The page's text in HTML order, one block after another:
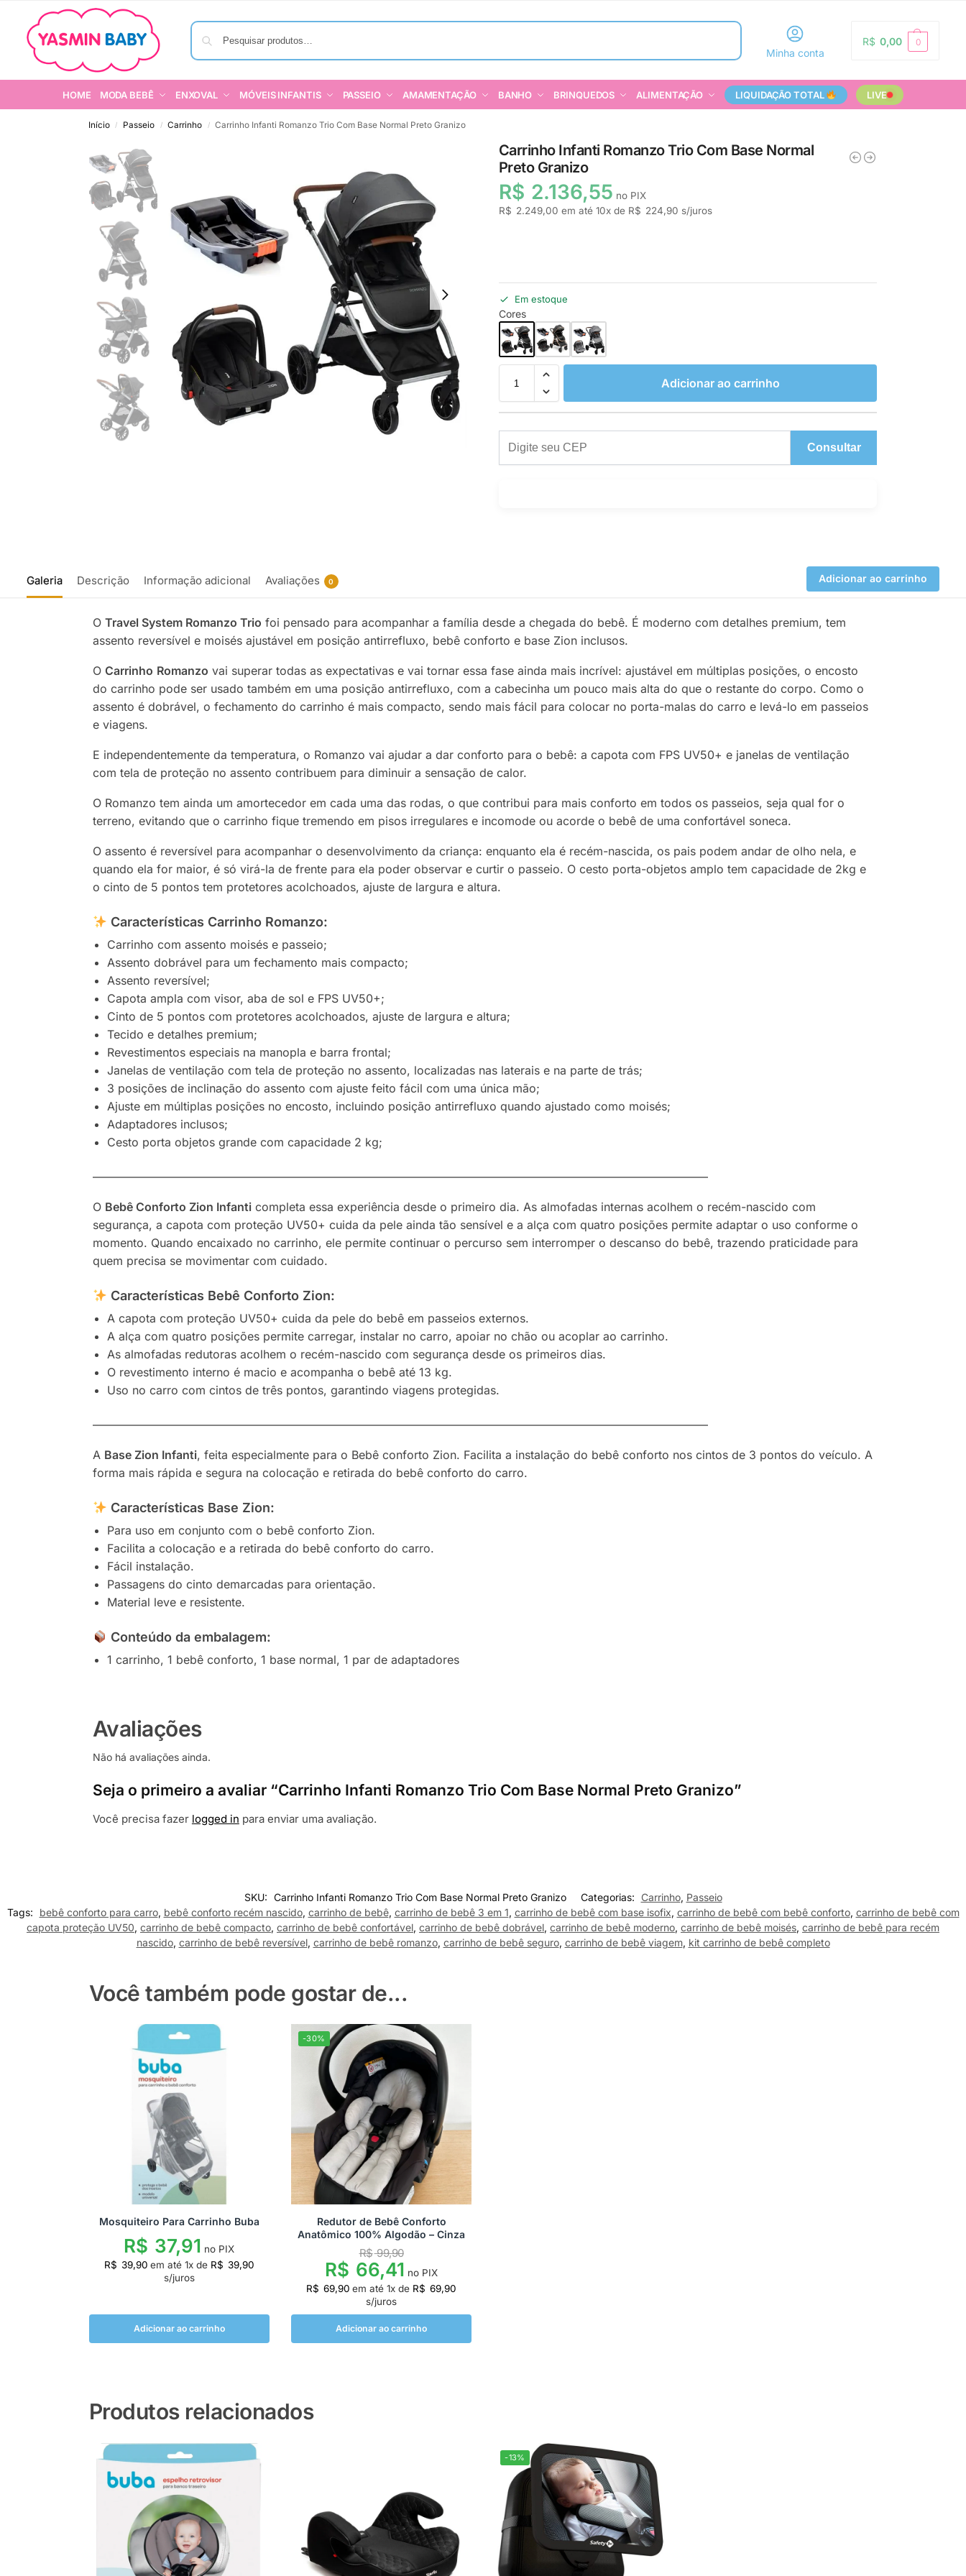
Pesquisar
Minha conta
R$ 0,00 0
HOME MODA BEBÊ ENXOVAL MÓVEIS INFANTIS PASSEIO AMAMENTAÇÃO BANHO BRINQUEDOS ALIMENTAÇÃO LIQUIDAÇÃO TOTAL LIVE
Início / Passeio / Carrinho / Carrinho Infanti Romanzo Trio Com Base Normal Preto Granizo
Carrinho Infanti Romanzo Trio Com Base Normal
Preto Granizo
R$ 2.136,55 no PIX
R$ 2.249,00 em até 10x de R$ 224,90 s/juros
Em estoque
Cores
Adicionar ao carrinho
Consultar
Galeria Descrição Informação adicional Avaliações 0 Adicionar ao carrinho
O Travel System Romanzo Trio foi pensado para acompanhar a família desde a chegada do bebê. É moderno com detalhes premium, tem
assento reversível e moisés ajustável em posição antirrefluxo, bebê conforto e base Zion inclusos.
O Carrinho Romanzo vai superar todas as expectativas e vai tornar essa fase ainda mais incrível: ajustável em múltiplas posições, o encosto
do carrinho pode ser usado também em uma posição antirrefluxo, com a cabecinha um pouco mais alta do que o restante do corpo. Como o
assento é dobrável, o fechamento do carrinho é mais compacto, sendo mais fácil para colocar no porta-malas do carro e levá-lo em passeios
e viagens.
E independentemente da temperatura, o Romanzo vai ajudar a dar conforto para o bebê: a capota com FPS UV50+ e janelas de ventilação
com tela de proteção no assento contribuem para diminuir a sensação de calor.
O Romanzo tem ainda um amortecedor em cada uma das rodas, o que contribui para mais conforto em todos os passeios, seja qual for o
terreno, evitando que o carrinho fique tremendo em pisos irregulares e incomode ou acorde o bebê de uma confortável soneca.
O assento é reversível para acompanhar o desenvolvimento da criança: enquanto ela é recém-nascida, os pais podem andar de olho nela, e
quando ela for maior, é só virá-la de frente para ela poder observar e curtir o passeio. O cesto porta-objetos amplo tem capacidade de 2kg e
o cinto de 5 pontos tem protetores acolchoados, ajuste de largura e altura.
Características Carrinho Romanzo:
Carrinho com assento moisés e passeio;
Assento dobrável para um fechamento mais compacto;
Assento reversível;
Capota ampla com visor, aba de sol e FPS UV50+;
Cinto de 5 pontos com protetores acolchoados, ajuste de largura e altura;
Tecido e detalhes premium;
Revestimentos especiais na manopla e barra frontal;
Janelas de ventilação com tela de proteção no assento, localizadas nas laterais e na parte de trás;
3 posições de inclinação do assento com ajuste feito fácil com uma única mão;
Ajuste em múltiplas posições no encosto, incluindo posição antirrefluxo quando ajustado como moisés;
Adaptadores inclusos;
Cesto porta objetos grande com capacidade 2 kg;
—————————————————————————————————————————————————————–
O Bebê Conforto Zion Infanticompleta essa experiência desde o primeiro dia. As almofadas internas acolhem o recém-nascido com
segurança, a capota com proteção UV50+ cuida da pele ainda tão sensível e a alça com quatro posições permite adaptar o uso conforme o
momento. Quando encaixado no carrinho, ele permite continuar o percurso sem interromper o descanso do bebê, trazendo praticidade para
quem precisa se movimentar com cuidado.
Características Bebê Conforto Zion:
A capota com proteção UV50+ cuida da pele do bebê em passeios externos.
A alça com quatro posições permite carregar, instalar no carro, apoiar no chão ou acoplar ao carrinho.
As almofadas redutoras acolhem o recém-nascido com segurança desde os primeiros dias.
O revestimento interno é macio e acompanha o bebê até 13 kg.
Uso no carro com cintos de três pontos, garantindo viagens protegidas.
—————————————————————————————————————————————————————–
A Base Zion Infanti, feita especialmente para o Bebê conforto Zion. Facilita a instalação do bebê conforto nos cintos de 3 pontos do veículo. A
forma mais rápida e segura na colocação e retirada do bebê conforto do carro.
Características Base Zion:
Para uso em conjunto com o bebê conforto Zion.
Facilita a colocação e a retirada do bebê conforto do carro.
Fácil instalação.
Passagens do cinto demarcadas para orientação.
Material leve e resistente.
Conteúdo da embalagem:
1 carrinho, 1 bebê conforto, 1 base normal, 1 par de adaptadores
Avaliações
Não há avaliações ainda.
Seja o primeiro a avaliar “Carrinho Infanti Romanzo Trio Com Base Normal Preto Granizo”
Você precisa fazer logged in para enviar uma avaliação.
SKU: Carrinho Infanti Romanzo Trio Com Base Normal Preto Granizo Categorias: Carrinho, Passeio
Tags:
bebê conforto para carro, bebê conforto recém nascido, carrinho de bebê, carrinho de bebê 3 em 1, carrinho de bebê com base isofix, carrinho de bebê com bebê conforto, carrinho de bebê com
capota proteção UV50, carrinho de bebê compacto, carrinho de bebê confortável, carrinho de bebê dobrável, carrinho de bebê moderno, carrinho de bebê moisés, carrinho de bebê para recém
nascido, carrinho de bebê reversível, carrinho de bebê romanzo, carrinho de bebê seguro, carrinho de bebê viagem, kit carrinho de bebê completo
Você também pode gostar de...
Mosquiteiro Para Carrinho Buba
R$ 37,91 no PIX
R$ 39,90 em até 1x de R$ 39,90
s/juros
Adicionar ao carrinho
-30%
Redutor de Bebê Conforto
Anatômico 100% Algodão – Cinza
R$99,90
R$ 66,41 no PIX
R$ 69,90 em até1x de R$ 69,90
s/juros
Adicionar ao carrinho
Produtos relacionados
-13%